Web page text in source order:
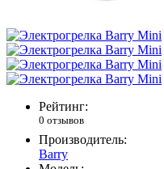
Рейтинг:
0 отзывов
Производитель:
Barry